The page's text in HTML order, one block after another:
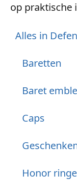
op praktische
Alles in
Baretten
Baret
Caps
Honor